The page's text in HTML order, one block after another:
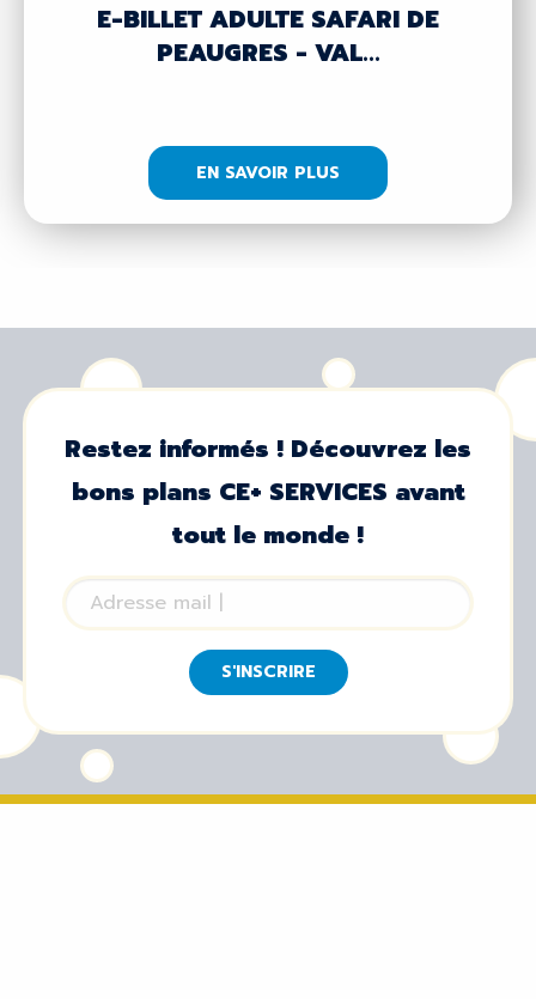
E-BILLET ADULTE SAFARI DE
PEAUGRES - VAL...
EN SAVOIR PLUS
Restez informés ! Découvrez les
bons plans CE+ SERVICES avant
tout le monde !
S'INSCRIRE